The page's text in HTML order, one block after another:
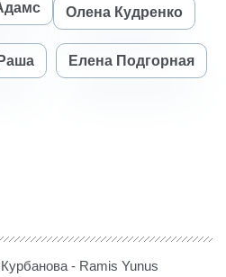
Олена Кудренко
Елена Подгорная
- Ramis Yunus